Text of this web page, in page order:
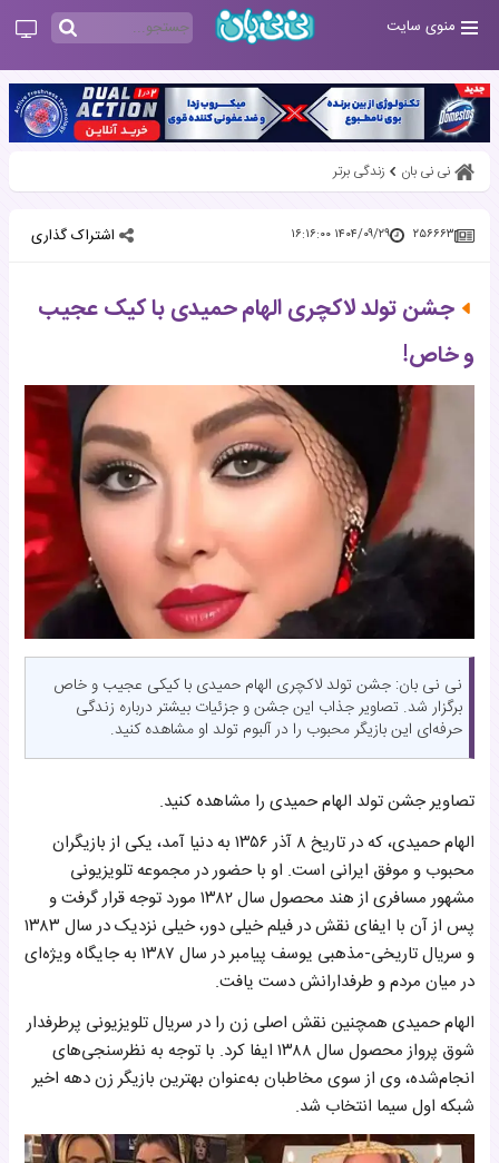
منوی سایت
نی نی بان زندگی برتر
۲۵۶۶۶۳ ۱۴۰۴/۰۹/۲۹ ۱۶:۱۶:۰۰ اشتراک گذاری
جشن تولد لاکچری الهام حمیدی با کیک عجیب
و خاص!
نی نی بان: جشن تولد لاکچری الهام حمیدی با کیکی عجیب و خاص
برگزار شد. تصاویر جذاب این جشن و جزئیات بیشتر درباره زندگی
حرفه‌ای این بازیگر محبوب را در آلبوم تولد او مشاهده کنید.
تصاویر جشن تولد الهام حمیدی را مشاهده کنید.
الهام حمیدی، که در تاریخ ۸ آذر ۱۳۵۶ به دنیا آمد، یکی از بازیگران
محبوب و موفق ایرانی است. او با حضور در مجموعه تلویزیونی
مشهور مسافری از هند محصول سال ۱۳۸۲ مورد توجه قرار گرفت و
پس از آن با ایفای نقش در فیلم خیلی دور، خیلی نزدیک در سال ۱۳۸۳
و سریال تاریخی-مذهبی یوسف پیامبر در سال ۱۳۸۷ به جایگاه ویژه‌ای
در میان مردم و طرفدارانش دست یافت.
الهام حمیدی همچنین نقش اصلی زن را در سریال تلویزیونی پرطرفدار
شوق پرواز محصول سال ۱۳۸۸ ایفا کرد. با توجه به نظرسنجی‌های
انجام‌شده، وی از سوی مخاطبان به‌عنوان بهترین بازیگر زن دهه اخیر
شبکه اول سیما انتخاب شد.